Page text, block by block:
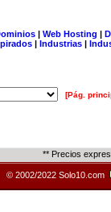
| Web Hosting |
| Industrias |
[Pág.
** Precios
© 2002/2022 Solo10.com